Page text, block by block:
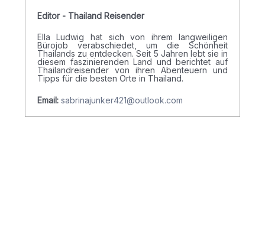
Editor - Thailand Reisender
Ella Ludwig hat sich von ihrem langweiligen
Bürojob verabschiedet, um die Schönheit
Thailands zu entdecken. Seit 5 Jahren lebt sie in
diesem faszinierenden Land und berichtet auf
Thailandreisender von ihren Abenteuern und
Tipps für die besten Orte in Thailand.
Email: sabrinajunker421@outlook.com